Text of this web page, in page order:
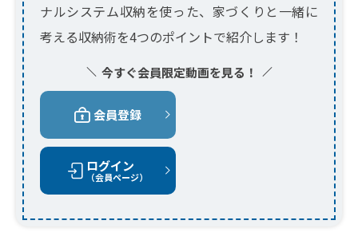
ナルシステム収納を使った、家づくりと一緒に
考える収納術を4つのポイントで紹介します！
今すぐ会員限定動画を見る！
会員登録
ログイン
（会員ページ）